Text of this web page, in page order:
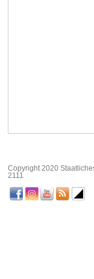
Copyright 2020
2111